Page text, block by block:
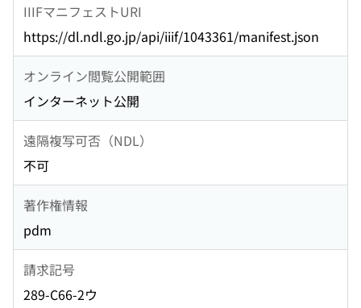
IIIFマニフェストURI
https://dl.ndl.go.jp/api/iiif/1043361/manifest.json
オンライン閲覧公開範囲
インターネット公開
遠隔複写可否（NDL）
不可
著作権情報
pdm
請求記号
289-C66-2ウ